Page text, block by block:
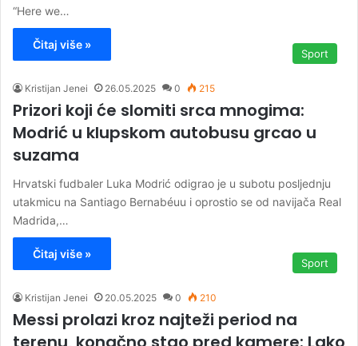
“Here we…
Čitaj više »
Sport
Kristijan Jenei 26.05.2025 0 215
Prizori koji će slomiti srca mnogima:
Modrić u klupskom autobusu grcao u
suzama
Hrvatski fudbaler Luka Modrić odigrao je u subotu posljednju
utakmicu na Santiago Bernabéuu i oprostio se od navijača Real
Madrida,…
Čitaj više »
Sport
Kristijan Jenei 20.05.2025 0 210
Messi prolazi kroz najteži period na